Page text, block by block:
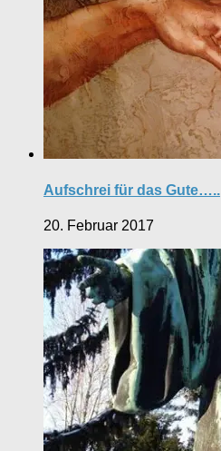
Aufschrei für das Gute…..
20. Februar 2017